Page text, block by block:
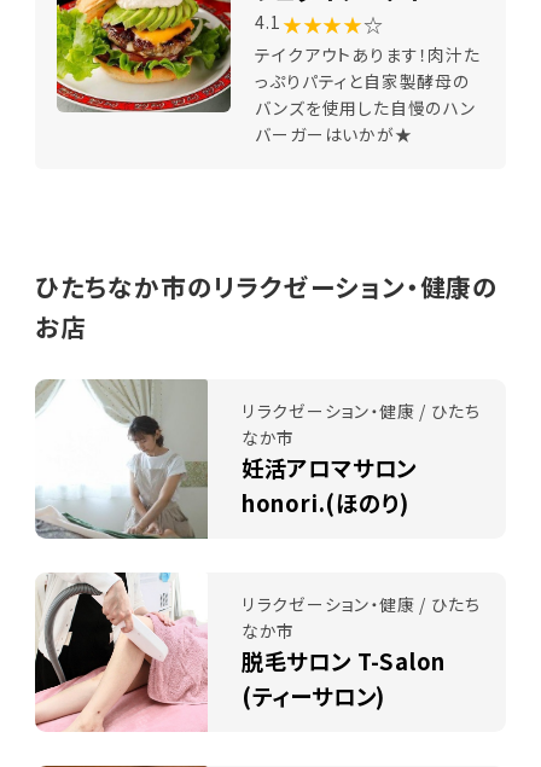
4.1 ★★★★☆
テイクアウトあります！肉汁た
っぷりパティと自家製酵母の
バンズを使用した自慢のハン
バーガーはいかが★
ひたちなか市のリラクゼーション・健康の
お店
リラクゼーション・健康 / ひたち
なか市
妊活アロマサロン
honori.(ほのり)
リラクゼーション・健康 / ひたち
なか市
脱毛サロン T-Salon
(ティーサロン)